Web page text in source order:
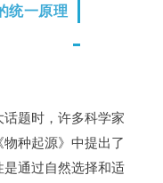
统一原理
题时，许多科学家
物种起源》中提出了
通过自然选择和适